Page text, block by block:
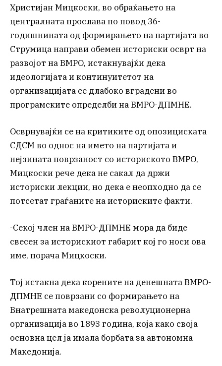
Христијан Мицкоски, во обраќањето на
централната прослава по повод 36-
годишнината од формирањето на партијата во
Струмица направи обемен историски осврт на
развојот на ВМРО, истакнувајќи дека
идеологијата и континуитетот на
организацијата се длабоко вградени во
програмските определби на ВМРО-ДПМНЕ.
Осврнувајќи се на критиките од опозициската
СДСМ во однос на името на партијата и
нејзината поврзаност со историското ВМРО,
Мицкоски рече дека не сакал да држи
историски лекции, но дека е неопходно да се
потсетат граѓаните на историските факти.
-Секој член на ВМРО-ДПМНЕ мора да биде
свесен за историскиот габарит кој го носи ова
име, порача Мицкоски.
Тој истакна дека корените на денешната ВМРО-
ДПМНЕ се поврзани со формирањето на
Внатрешната македонска револуционерна
организација во 1893 година, која како своја
основна цел ја имала борбата за автономна
Македонија.